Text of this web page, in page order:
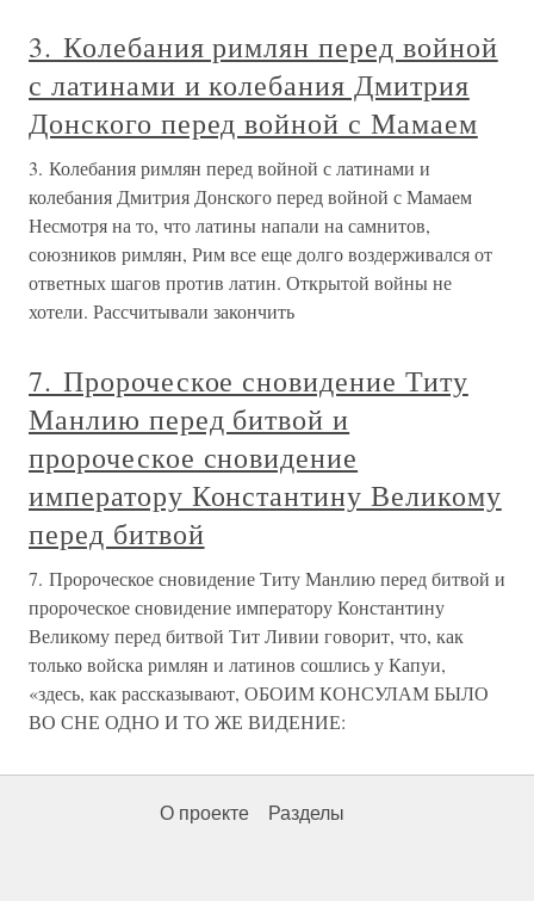
3. Колебания римлян перед войной
с латинами и колебания Дмитрия
Донского перед войной с Мамаем
3. Колебания римлян перед войной с латинами и
колебания Дмитрия Донского перед войной с Мамаем
Несмотря на то, что латины напали на самнитов,
союзников римлян, Рим все еще долго воздерживался от
ответных шагов против латин. Открытой войны не
хотели. Рассчитывали закончить
7. Пророческое сновидение Титу
Манлию перед битвой и
пророческое сновидение
императору Константину Великому
перед битвой
7. Пророческое сновидение Титу Манлию перед битвой и
пророческое сновидение императору Константину
Великому перед битвой Тит Ливии говорит, что, как
только войска римлян и латинов сошлись у Капуи,
«здесь, как рассказывают, ОБОИМ КОНСУЛАМ БЫЛО
ВО СНЕ ОДНО И ТО ЖЕ ВИДЕНИЕ:
О проекте Разделы